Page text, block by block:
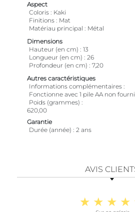
Aspect
Coloris
Kaki
Finitions
Mat
Matériau principal
Métal
Dimensions
Hauteur (en cm)
13
Longueur (en cm)
26
Profondeur (en cm)
7,20
Autres caractéristiques
Informations complémentaires
Fonctionne avec 1 pile AA non
Poids (grammes)
620,00
Garantie
Durée (année)
2 ans
AVIS